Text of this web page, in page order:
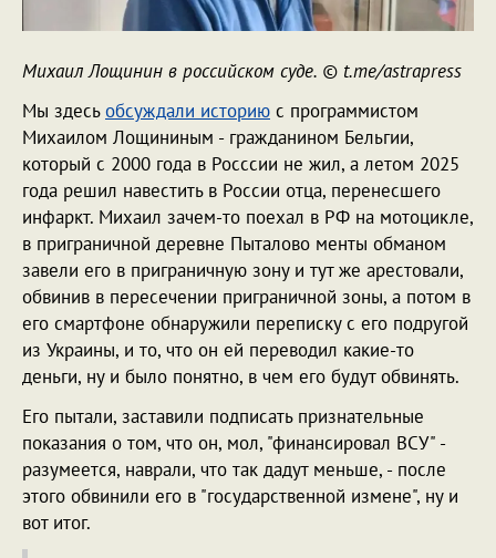
Михаил Лощинин в российском суде. © t.me/astrapress
Мы здесьобсуждали историю с программистом
Михаилом Лощининым - гражданином Бельгии,
который с 2000 года в Росссии не жил, а летом 2025
года решил навестить в России отца, перенесшего
инфаркт. Михаил зачем-то поехал в РФ на мотоцикле,
в приграничной деревне Пыталово менты обманом
завели его в приграничную зону и тут же арестовали,
обвинив в пересечении приграничной зоны, а потом в
его смартфоне обнаружили переписку с его подругой
из Украины, и то, что он ей переводил какие-то
деньги, ну и было понятно, в чем его будут обвинять.
Его пытали, заставили подписать признательные
показания о том, что он, мол, "финансировал ВСУ" -
разумеется, наврали, что так дадут меньше, - после
этого обвинили его в "государственной измене", ну и
вот итог.